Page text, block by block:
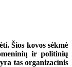
Šios kovos sėkmė
ir politinių
tas organizacinis